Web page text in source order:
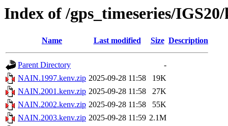
Index of /gps_timeseries/
Name Last modified Size Description
Parent Directory
-
NAIN.1997.kenv.zip 2025-09-28 11:58
19K
NAIN.2001.kenv.zip 2025-09-28 11:58
27K
NAIN.2002.kenv.zip 2025-09-28 11:58
55K
NAIN.2003.kenv.zip 2025-09-28 11:59 2.1M